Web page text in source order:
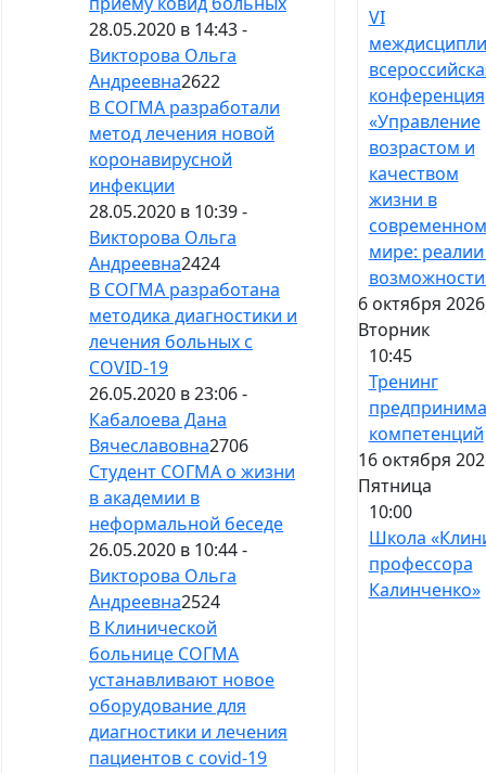
28.05.2020 в 14:43 -
Викторова Ольга
Андреевна2622
В СОГМА разработали
метод лечения новой
коронавирусной
инфекции
28.05.2020 в 10:39 -
Викторова Ольга
Андреевна2424
В СОГМА разработана
методика диагностики и
лечения больных с
СOVID-19
26.05.2020 в 23:06 -
Кабалоева Дана
Вячеславовна2706
Студент СОГМА о жизни
в академии в
неформальной беседе
26.05.2020 в 10:44 -
Викторова Ольга
Андреевна2524
В Клинической
больнице СОГМА
устанавливают новое
оборудование для
диагностики и лечения
пациентов с covid-19
VI
конференция
«Управление
возрастом и
качеством
жизни в
современном
мире:
6 октября
Вторник
10:45
Тренинг
компетенций
16 октября
Пятница
10:00
Школа
профессора
Калинченко»